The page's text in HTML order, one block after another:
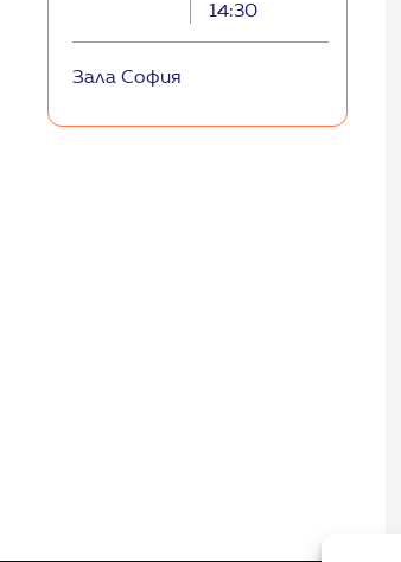
14:30
Зала София